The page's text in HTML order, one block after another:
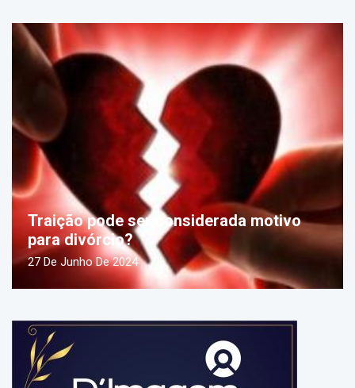
Traição pode ser considerada motivo
para divórcio?
27 De Junho De 2024